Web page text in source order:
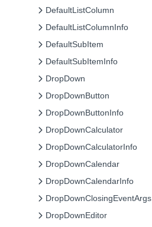
DefaultListColumn
DefaultListColumnInfo
DefaultSubItem
DefaultSubItemInfo
DropDown
DropDownButton
DropDownButtonInfo
DropDownCalculator
DropDownCalculatorInfo
DropDownCalendar
DropDownCalendarInfo
DropDownClosingEventArgs
DropDownEditor